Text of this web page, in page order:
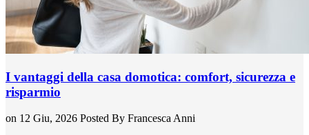
I vantaggi della casa domotica: comfort, sicurezza e
risparmio
on 12 Giu, 2026 Posted By Francesca Anni